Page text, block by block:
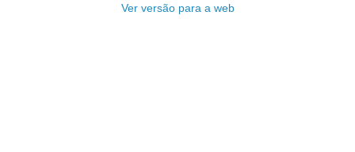
Ver versão para a web